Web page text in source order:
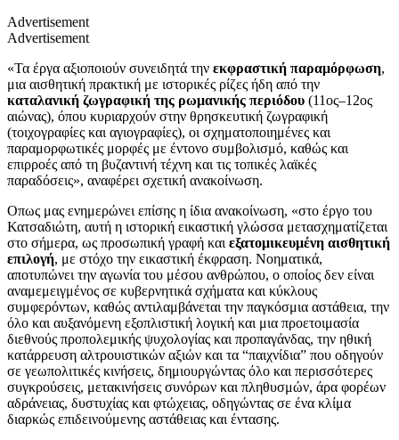
Advertisement
Advertisement
«Τα έργα αξιοποιούν συνειδητά την εκφραστική παραμόρφωση,
μια αισθητική πρακτική με ιστορικές ρίζες ήδη από την
καταλανική ζωγραφική της ρωμανικής περιόδου (11ος–12ος
αιώνας), όπου κυριαρχούν στην θρησκευτική ζωγραφική
(τοιχογραφίες και αγιογραφίες), οι σχηματοποιημένες και
παραμορφωτικές μορφές με έντονο συμβολισμό, καθώς και
επιρροές από τη βυζαντινή τέχνη και τις τοπικές λαϊκές
παραδόσεις», αναφέρει σχετική ανακοίνωση.
Οπως μας ενημερώνει επίσης η ίδια ανακοίνωση, «στο έργο του
Κατσαδιώτη, αυτή η ιστορική εικαστική γλώσσα μετασχηματίζεται
στο σήμερα, ως προσωπική γραφή και εξατομικευμένη αισθητική
επιλογή, με στόχο την εικαστική έκφραση. Νοηματικά,
αποτυπώνει την αγωνία του μέσου ανθρώπου, ο οποίος δεν είναι
αναμεμειγμένος σε κυβερνητικά σχήματα και κύκλους
συμφερόντων, καθώς αντιλαμβάνεται την παγκόσμια αστάθεια, την
όλο και αυξανόμενη εξοπλιστική λογική και μια προετοιμασία
διεθνούς προπολεμικής ψυχολογίας και προπαγάνδας, την ηθική
κατάρρευση αλτρουιστικών αξιών και τα “παιχνίδια” που οδηγούν
σε γεωπολιτικές κινήσεις, δημιουργώντας όλο και περισσότερες
συγκρούσεις, μετακινήσεις συνόρων και πληθυσμών, άρα φορέων
αδράνειας, δυστυχίας και φτώχειας, οδηγώντας σε ένα κλίμα
διαρκώς επιδεινούμενης αστάθειας και έντασης.